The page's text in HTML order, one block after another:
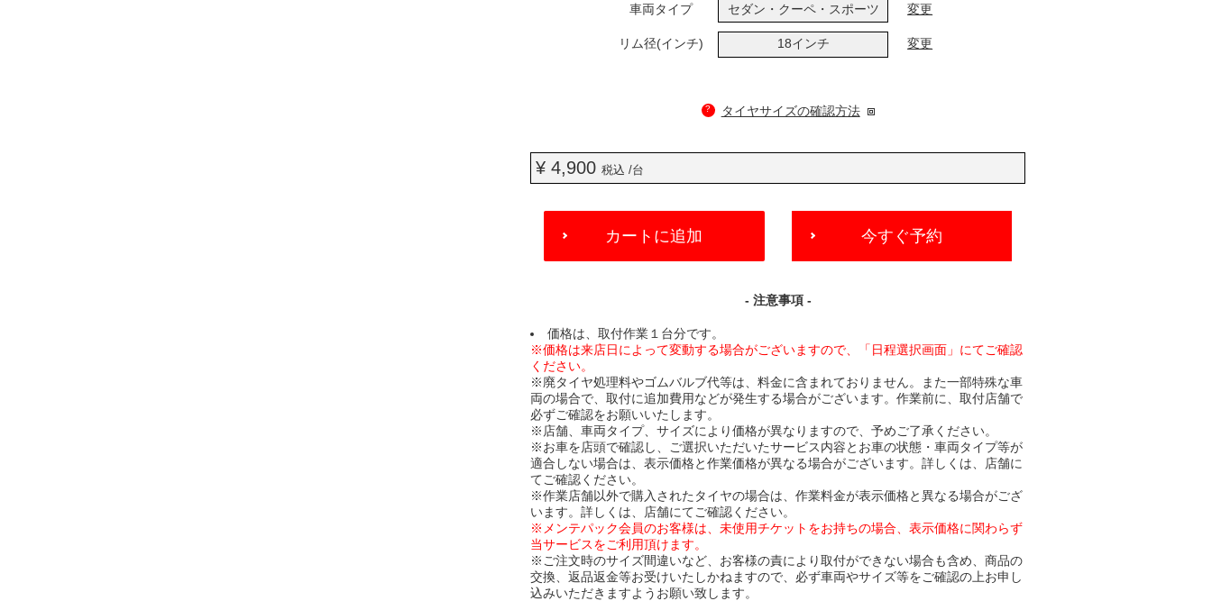
車両タイプ セダン・クーペ・スポーツ 変更
リム径(インチ) 18インチ 変更
? タイヤサイズの確認方法
¥ 4,900税込 /台
ADD
CART
カートに追加 今すぐ予約
- 注意事項 -
価格は、取付作業１台分です。
※価格は来店日によって変動する場合がございますので、「日程選択画面」にてご確認
ください。
※廃タイヤ処理料やゴムバルブ代等は、料金に含まれておりません。また一部特殊な車
両の場合で、取付に追加費用などが発生する場合がございます。作業前に、取付店舗で
必ずご確認をお願いいたします。
※店舗、車両タイプ、サイズにより価格が異なりますので、予めご了承ください。
※お車を店頭で確認し、ご選択いただいたサービス内容とお車の状態・車両タイプ等が
適合しない場合は、表示価格と作業価格が異なる場合がございます。詳しくは、店舗に
てご確認ください。
※作業店舗以外で購入されたタイヤの場合は、作業料金が表示価格と異なる場合がござ
います。詳しくは、店舗にてご確認ください。
※メンテパック会員のお客様は、未使用チケットをお持ちの場合、表示価格に関わらず
当サービスをご利用頂けます。
※ご注文時のサイズ間違いなど、お客様の責により取付ができない場合も含め、商品の
交換、返品返金等お受けいたしかねますので、必ず車両やサイズ等をご確認の上お申し
込みいただきますようお願い致します。